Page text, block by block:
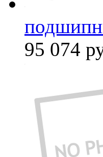
95 074